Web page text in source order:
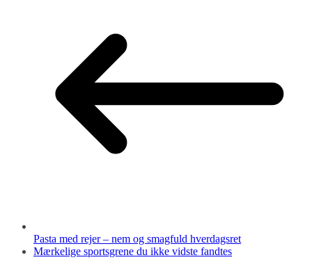
Pasta med rejer – nem og smagfuld hverdagsret
Mærkelige sportsgrene du ikke vidste fandtes